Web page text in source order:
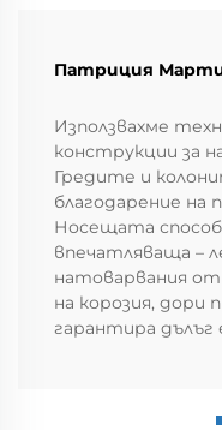
Патриция
Използвахме
конструкции за
Гредите и
благодарение на
Носещата
впечатляваща –
натоварвания
на корозия, дори
гарантира дълъг